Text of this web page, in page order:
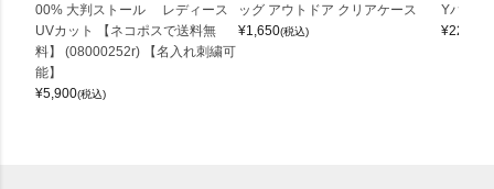
00% 大判ストール レディース
UVカット 【ネコポスで送料無
料】 (08000252r) 【名入れ刺繍可
能】
¥5,900(税込)
ッグ アウトドア クリアケース
¥1,650(税込)
Yバッグ
¥22,000